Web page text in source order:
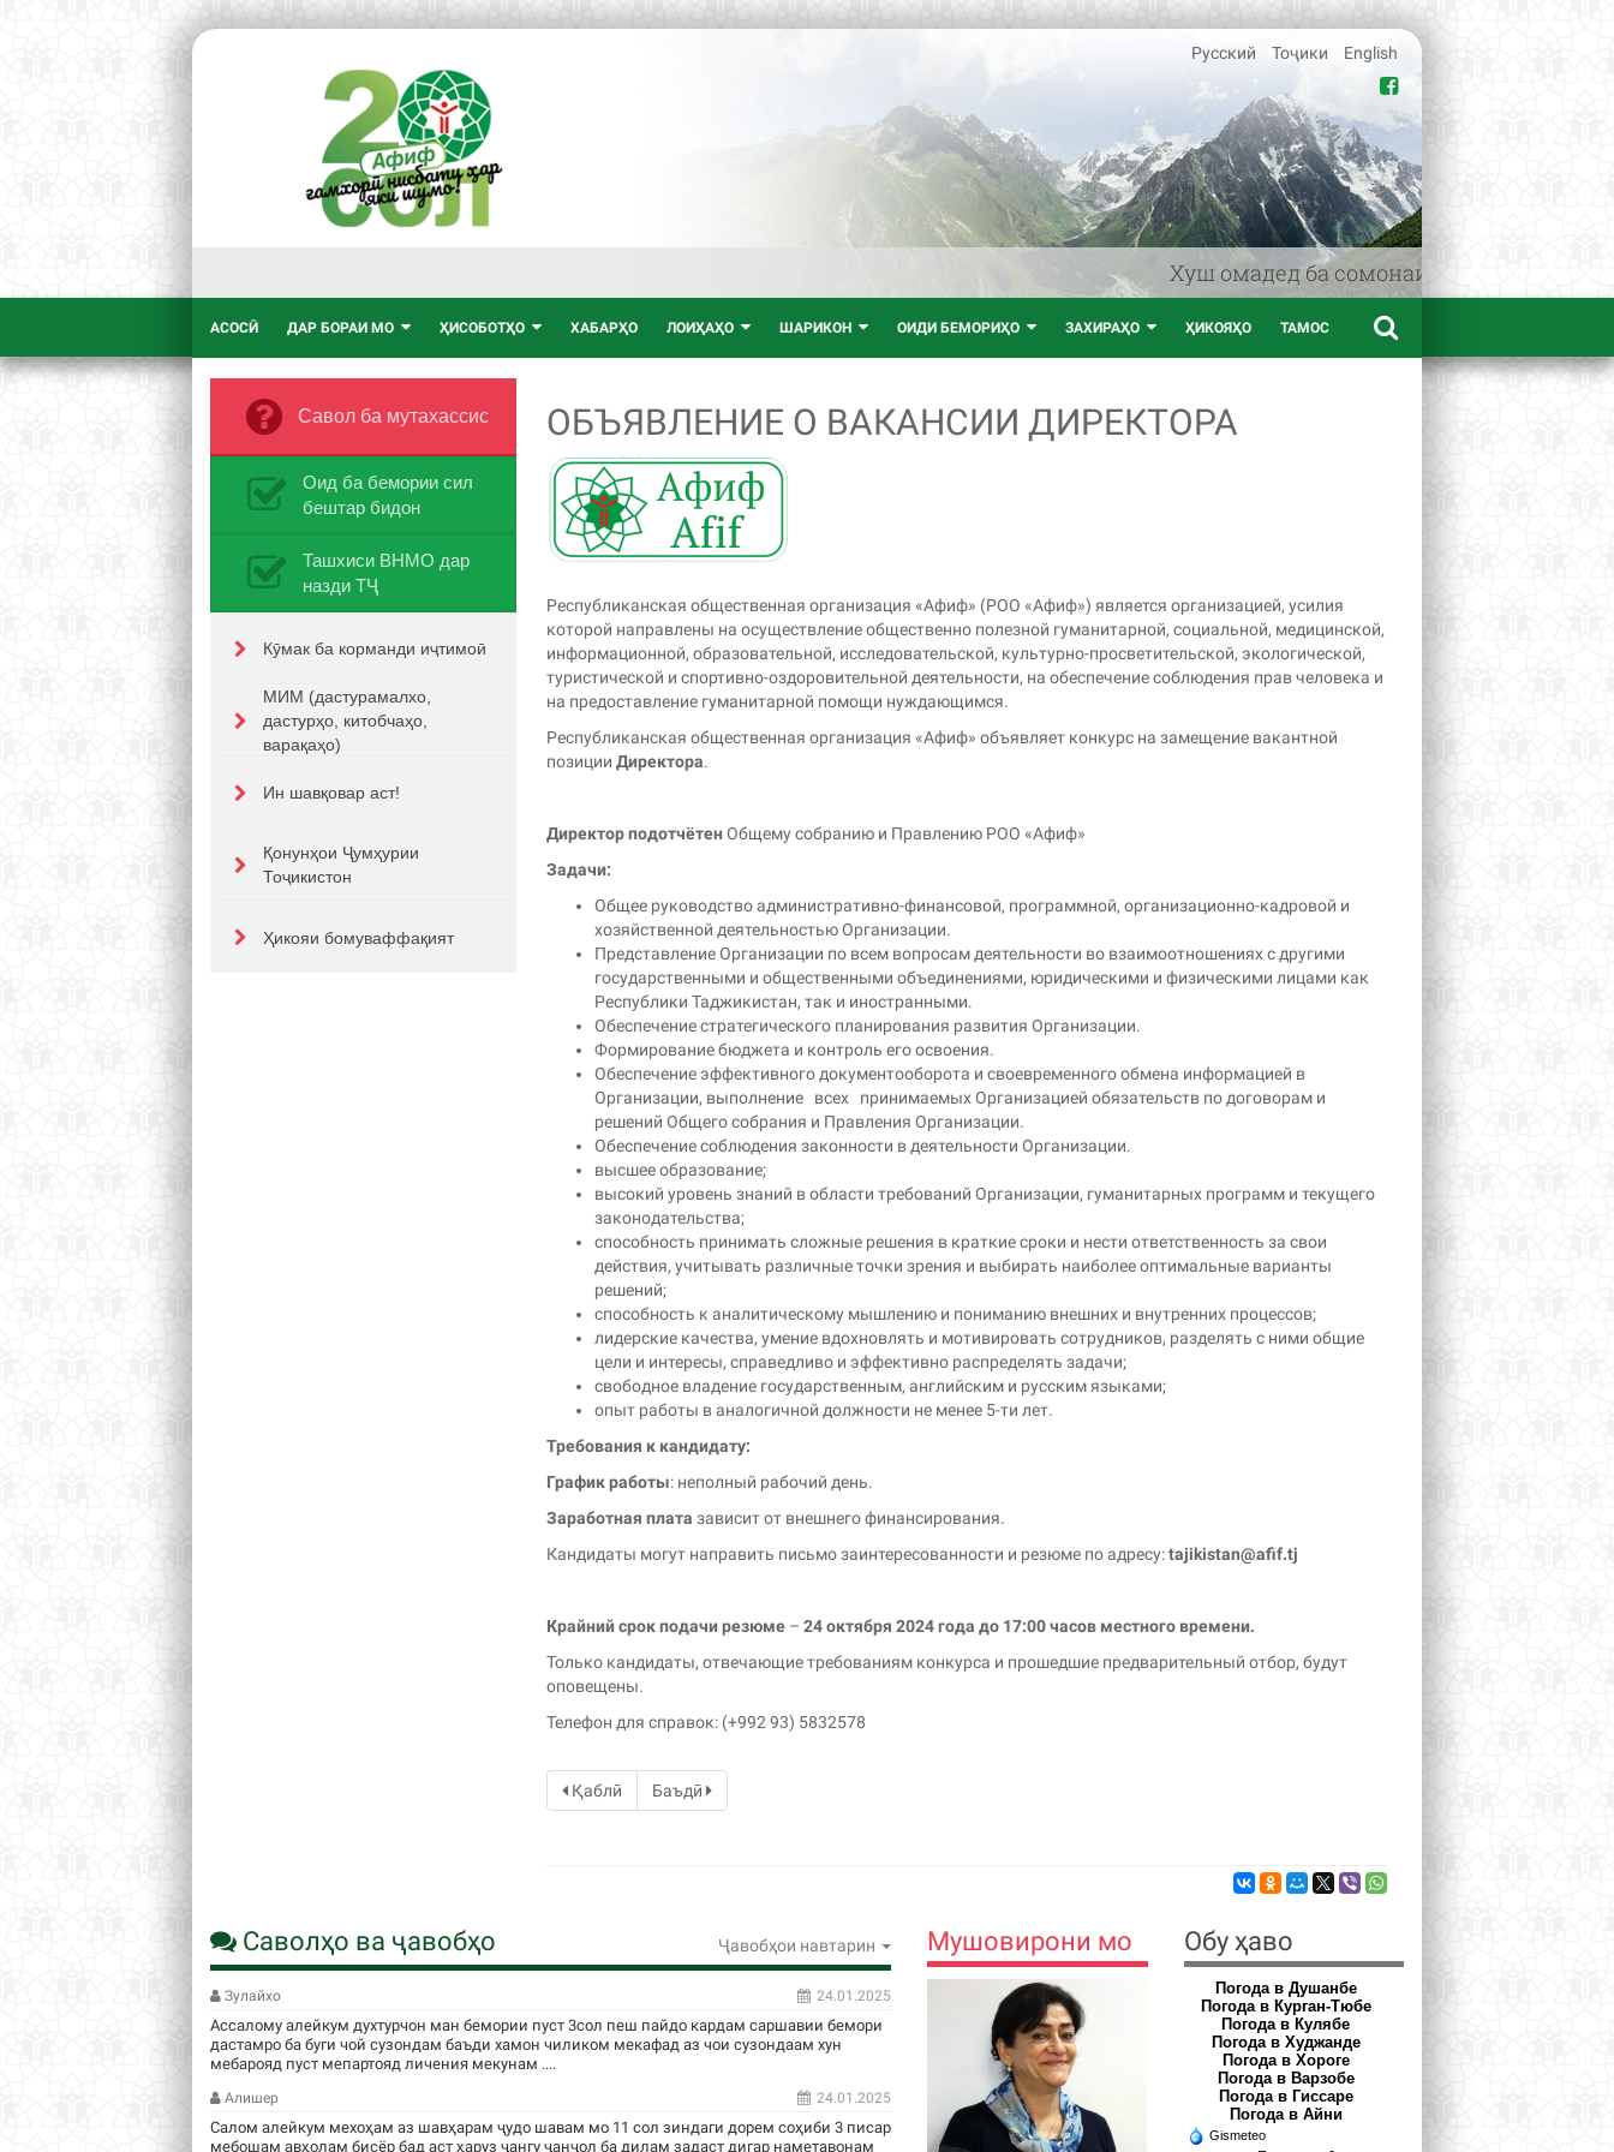
Хуш омадед ба сомонаи www.afif.tj –
Русский Тоҷики English
АСОСӢ ДАР БОРАИ МО ҲИСОБОТҲО ХАБАРҲО ЛОИҲАҲО ШАРИКОН ОИДИ БЕМОРИҲО ЗАХИРАҲО ҲИКОЯҲО ТАМОС
Савол ба мутахассис
Оид ба бемории сил
бештар бидон
Ташхиси ВНМО дар
назди ТҶ
Кӯмак ба корманди иҷтимоӣ
МИМ (дастурамалхо,
дастурҳо, китобчаҳо,
варақаҳо)
Ин шавқовар аст!
Қонунҳои Ҷумҳурии
Тоҷикистон
Ҳикояи бомуваффақият
ОБЪЯВЛЕНИЕ О ВАКАНСИИ ДИРЕКТОРА
Республиканская общественная организация «Афиф» (РОО «Афиф») является организацией, усилия
которой направлены на осуществление общественно полезной гуманитарной, социальной, медицинской,
информационной, образовательной, исследовательской, культурно-просветительской, экологической,
туристической и спортивно-оздоровительной деятельности, на обеспечение соблюдения прав человека и
на предоставление гуманитарной помощи нуждающимся.
Республиканская общественная организация «Афиф» объявляет конкурс на замещение вакантной
позиции Директора.
Директор подотчётенОбщему собранию и Правлению РОО «Афиф»
Задачи:
Общее руководство административно-финансовой, программной, организационно-кадровой и
хозяйственной деятельностью Организации.
Представление Организации по всем вопросам деятельности во взаимоотношениях с другими
государственными и общественными объединениями, юридическими и физическими лицами как
Республики Таджикистан, так и иностранными.
Обеспечение стратегического планирования развития Организации.
Формирование бюджета и контроль его освоения.
Обеспечение эффективного документооборота и своевременного обмена информацией в
Организации, выполнение всех принимаемых Организацией обязательств по договорам и
решений Общего собрания и Правления Организации.
Обеспечение соблюдения законности в деятельности Организации.
высшее образование;
высокий уровень знаний в области требований Организации, гуманитарных программ и текущего
законодательства;
способность принимать сложные решения в краткие сроки и нести ответственность за свои
действия, учитывать различные точки зрения и выбирать наиболее оптимальные варианты
решений;
способность к аналитическому мышлению и пониманию внешних и внутренних процессов;
лидерские качества, умение вдохновлять и мотивировать сотрудников, разделять с ними общие
цели и интересы, справедливо и эффективно распределять задачи;
свободное владение государственным, английским и русским языками;
опыт работы в аналогичной должности не менее 5-ти лет.
Требования к кандидату:
График работы: неполный рабочий день.
Заработная плата зависит от внешнего финансирования.
Кандидаты могут направить письмо заинтересованности и резюме по адресу:tajikistan@afif.tj
Крайний срок подачи резюме – 24 октября 2024 года до 17:00 часов местного времени.
Только кандидаты, отвечающие требованиям конкурса и прошедшие предварительный отбор, будут
оповещены.
Телефон для справок: (+992 93) 5832578
Қаблӣ Баъдӣ
Саволҳо ва ҷавобҳо Ҷавобҳои навтарин
Зулайхо 24.01.2025
Ассалому алейкум духтурчон ман бемории пуст 3сол пеш пайдо кардам саршавии бемори
дастамро ба буги чой сузондам баъди хамон чиликом мекафад аз чои сузондаам хун
мебарояд пуст мепартояд личения мекунам ....
Алишер 24.01.2025
Салом алейкум мехоҳам аз шавҳарам ҷудо шавам мо 11 сол зиндаги дорем соҳиби 3 писар
мебошам авҳолам бисёр бад аст ҳаруз ҷангу ҷанҷол ба дилам задаст дигар наметавонам
Мушовирони мо Обу ҳаво
Погода в Душанбе
Погода в Курган-Тюбе
Погода в Кулябе
Погода в Худжанде
Погода в Хороге
Погода в Варзобе
Погода в Гиссаре
Погода в Айни
Gismeteo